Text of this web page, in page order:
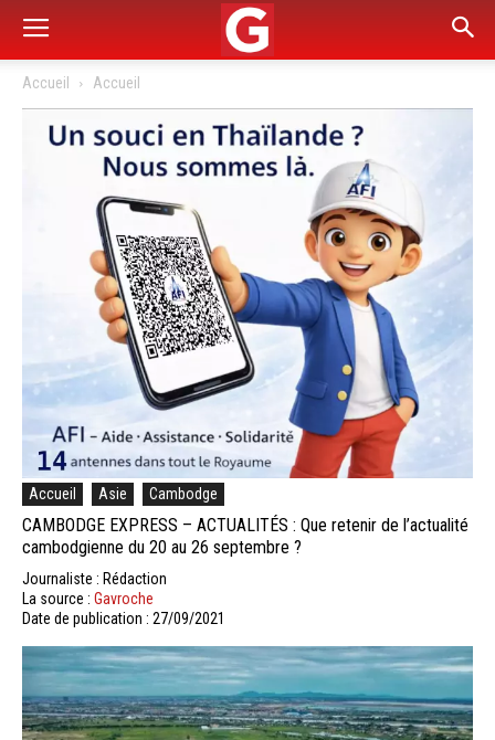
Accueil Accueil
Accueil Asie Cambodge
CAMBODGE EXPRESS – ACTUALITÉS : Que retenir de l’actualité
cambodgienne du 20 au 26 septembre ?
Journaliste : Rédaction
La source : Gavroche
Date de publication : 27/09/2021